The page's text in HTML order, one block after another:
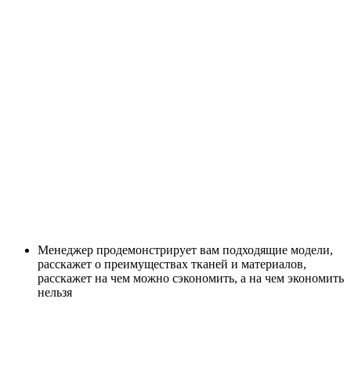
Менеджер продемонстрирует вам подходящие модели,
расскажет о преимуществах тканей и материалов,
расскажет на чем можно сэкономить, а на чем экономить
нельзя